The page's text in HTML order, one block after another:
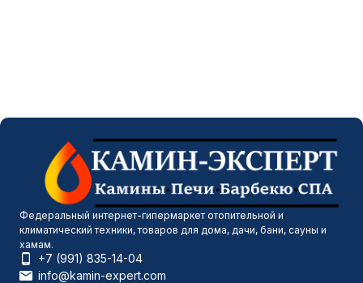
Федеральный интернет-гипермаркет отопительной и
климатический техники, товаров для дома, дачи, бани, сауны и
хамам.
+7 (991) 835-14-04
info@kamin-expert.com